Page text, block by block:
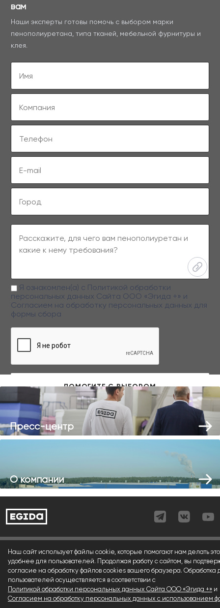
вам
Наши эксперты готовы помочь с выбором марки
пенополиуретана, типа тканей, мебельной фурнитуры и
клея.
Заполняя данную форму вы даете свое согласие на обработку
персональных данных
Я ознакомлен(а) с Политикой обработки
персональных данных Сайта ООО «Эгида +» и
Согласием на обработку персональных данных для
формы сбора
Пресс-центр
О компании
Политика конфиденциальности
Согласие (cookies)
Согласие (форма)
Согласие (регистрация)
Наш сайт использует файлы cookie, которые помогают нам делать
удобнее для пользователей. Продолжая работу с сайтом, вы
согласие на обработку файлов cookies вашего браузера. Обработка
пользователей осуществляется в соответствии с
Политикой обработки персональных данных Сайта ООО «Эгида +» и
Согласием на обработку персональных данных с использованием